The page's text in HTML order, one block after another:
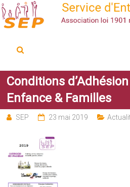
SEP
Conditions
Enfance & Familles
SEP 23 mai 2019